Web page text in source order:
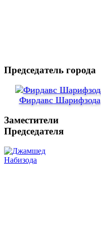
Председатель города
Фирдавс Шарифзода
Заместители
Председателя